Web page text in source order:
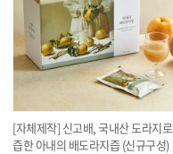
[자체제작] 신고배, 국내산 도라지
즙한 아내의 배도라지즙 (신규구성)